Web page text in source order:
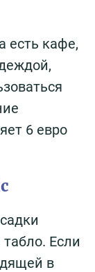
есть кафе,
6 евро
Если
в